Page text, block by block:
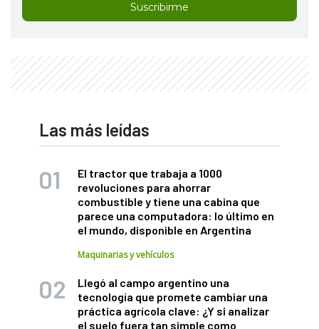
Suscribirme
Las más leídas
El tractor que trabaja a 1000
revoluciones para ahorrar
combustible y tiene una cabina que
parece una computadora: lo último en
el mundo, disponible en Argentina
Maquinarias y vehículos
Llegó al campo argentino una
tecnología que promete cambiar una
práctica agrícola clave: ¿Y si analizar
el suelo fuera tan simple como